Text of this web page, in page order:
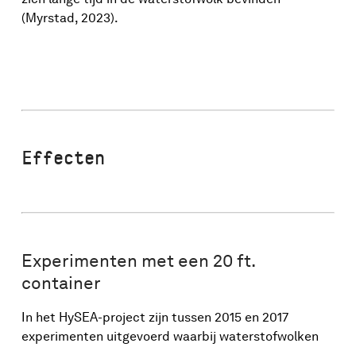
(Myrstad, 2023).
Effecten
Experimenten met een 20 ft.
container
In het HySEA-project zijn tussen 2015 en 2017
experimenten uitgevoerd waarbij waterstofwolken